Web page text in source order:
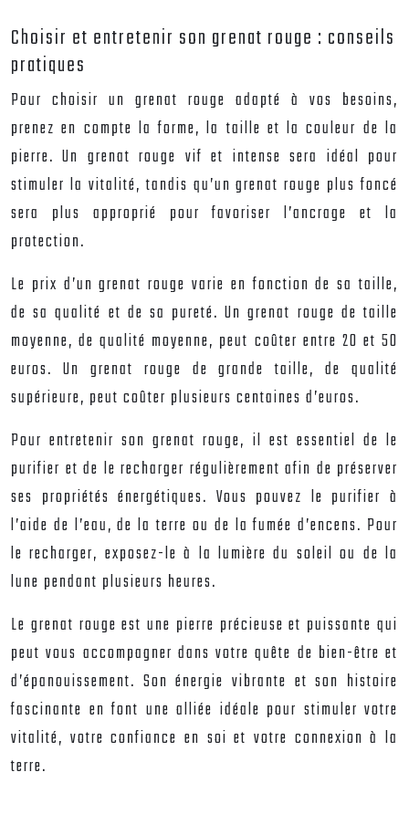
Choisir et entretenir son grenat rouge : conseils
pratiques
Pour choisir un grenat rouge adapté à vos besoins,
prenez en compte la forme, la taille et la couleur de la
pierre. Un grenat rouge vif et intense sera idéal pour
stimuler la vitalité, tandis qu’un grenat rouge plus foncé
sera plus approprié pour favoriser l’ancrage et la
protection.
Le prix d’un grenat rouge varie en fonction de sa taille,
de sa qualité et de sa pureté. Un grenat rouge de taille
moyenne, de qualité moyenne, peut coûter entre 20 et 50
euros. Un grenat rouge de grande taille, de qualité
supérieure, peut coûter plusieurs centaines d’euros.
Pour entretenir son grenat rouge, il est essentiel de le
purifier et de le recharger régulièrement afin de préserver
ses propriétés énergétiques. Vous pouvez le purifier à
l’aide de l’eau, de la terre ou de la fumée d’encens. Pour
le recharger, exposez-le à la lumière du soleil ou de la
lune pendant plusieurs heures.
Le grenat rouge est une pierre précieuse et puissante qui
peut vous accompagner dans votre quête de bien-être et
d’épanouissement. Son énergie vibrante et son histoire
fascinante en font une alliée idéale pour stimuler votre
vitalité, votre confiance en soi et votre connexion à la
terre.